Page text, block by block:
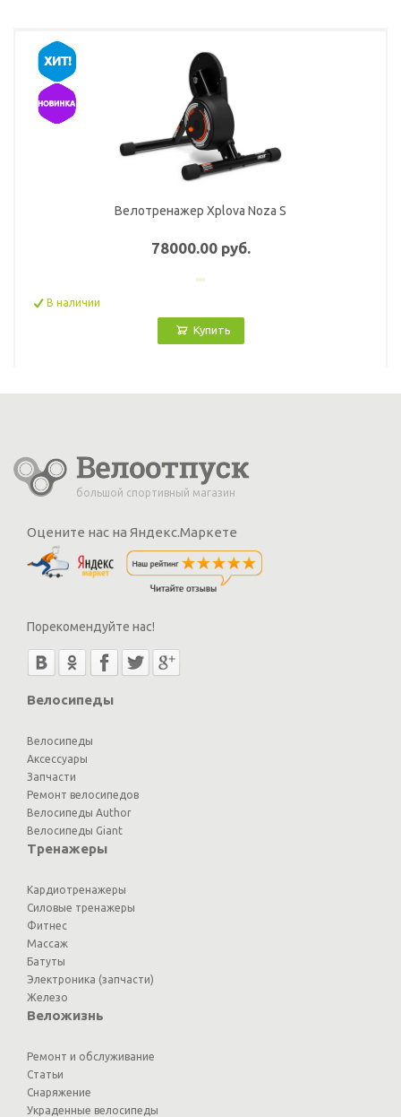
Велотренажер Xplova Noza S
78000.00 руб.
В наличии
Купить
большой спортивный магазин
Оцените нас на Яндекс.Маркете
Порекомендуйте нас!
Велосипеды
Велосипеды
Аксессуары
Запчасти
Ремонт велосипедов
Велосипеды Author
Велосипеды Giant
Тренажеры
Кардиотренажеры
Силовые тренажеры
Фитнес
Массаж
Батуты
Электроника (запчасти)
Железо
Веложизнь
Ремонт и обслуживание
Статьи
Снаряжение
Украденные велосипеды